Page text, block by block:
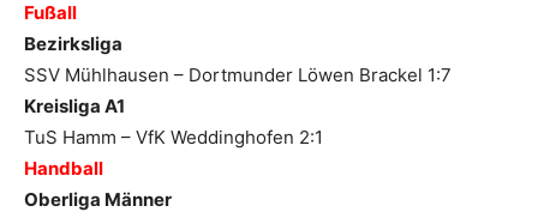
Fußall
Bezirksliga
SSV Mühlhausen – Dortmunder Löwen Brackel 1:7
Kreisliga A1
TuS Hamm – VfK Weddinghofen 2:1
Handball
Oberliga Männer